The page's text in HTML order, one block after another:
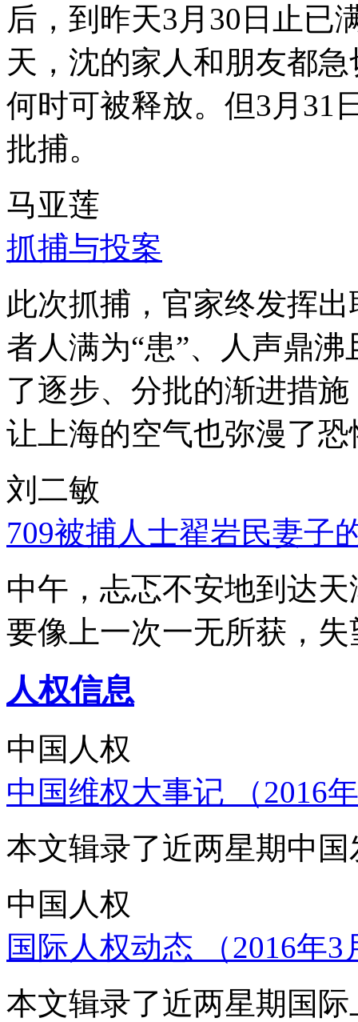
后，到昨天3月30日止已
天，沈的家人和朋友都
何时可被释放。但3月31
批捕。
马亚莲
抓捕与投案
此次抓捕，官家终发挥
者人满为“患”、人声鼎
了逐步、分批的渐进措
让上海的空气也弥漫了
刘二敏
709被捕人士翟岩民妻子
中午，忐忑不安地到达
要像上一次一无所获，
人权信息
中国人权
中国维权大事记 （2016
本文辑录了近两星期中
中国人权
国际人权动态 （2016年
本文辑录了近两星期国